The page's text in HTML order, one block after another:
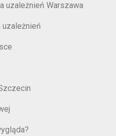
uzależnień Warszawa
uzależnień